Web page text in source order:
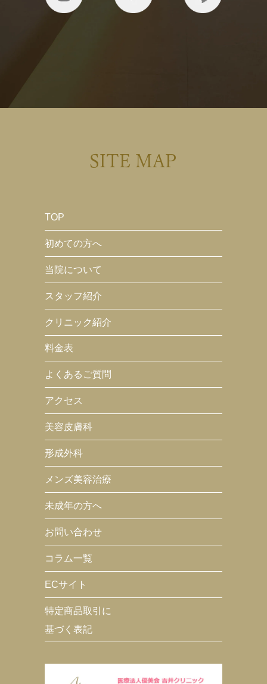
SITE MAP
TOP
初めての方へ
当院について
スタッフ紹介
クリニック紹介
料金表
よくあるご質問
アクセス
美容皮膚科
形成外科
メンズ美容治療
未成年の方へ
お問い合わせ
コラム一覧
ECサイト
特定商品取引に
基づく表記